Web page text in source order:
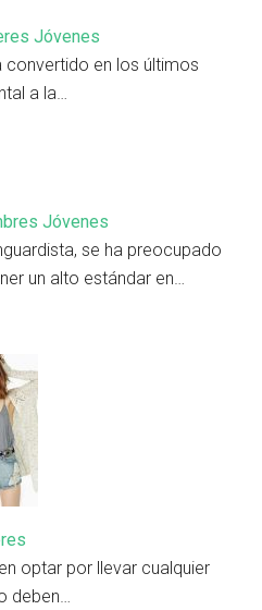
Jóvenes
convertido en los últimos
a la…
Jóvenes
se ha preocupado
un alto estándar en…
optar por llevar cualquier
deben…